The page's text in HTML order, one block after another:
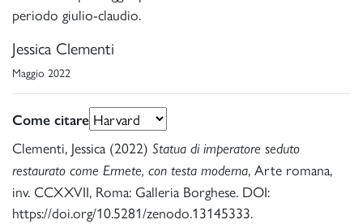
periodo giulio-claudio.
Jessica Clementi
Maggio 2022
Come citare
Clementi, Jessica (2022) Statua di imperatore seduto
restaurato come Ermete, con testa moderna, Arte romana,
inv. CCXXVII, Roma: Galleria Borghese. DOI:
https://doi.org/10.5281/zenodo.13145333.